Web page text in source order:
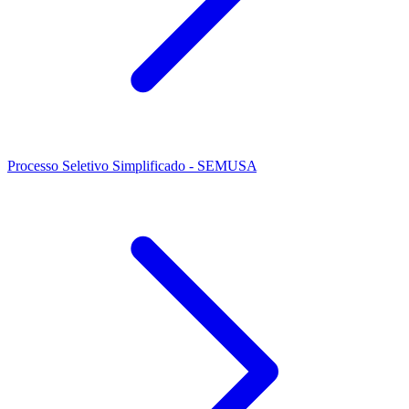
Processo Seletivo Simplificado - SEMUSA